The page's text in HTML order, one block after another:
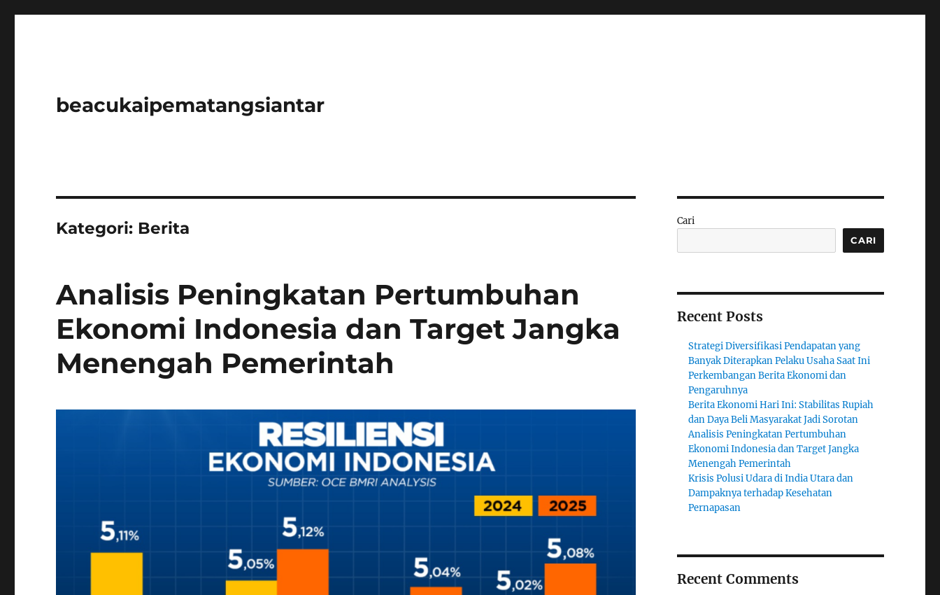
beacukaipematangsiantar
Kategori: Berita
Analisis Peningkatan Pertumbuhan
Ekonomi Indonesia dan Target Jangka
Menengah Pemerintah
Cari
CARI
Recent Posts
Strategi Diversifikasi Pendapatan yang
Banyak Diterapkan Pelaku Usaha Saat Ini
Perkembangan Berita Ekonomi dan
Pengaruhnya
Berita Ekonomi Hari Ini: Stabilitas Rupiah
dan Daya Beli Masyarakat Jadi Sorotan
Analisis Peningkatan Pertumbuhan
Ekonomi Indonesia dan Target Jangka
Menengah Pemerintah
Krisis Polusi Udara di India Utara dan
Dampaknya terhadap Kesehatan
Pernapasan
Recent Comments